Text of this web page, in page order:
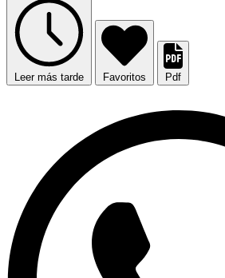
Leer más tarde Favoritos Pdf